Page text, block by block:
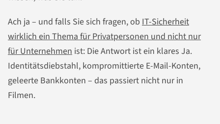
Ach ja – und falls Sie sich fragen, ob IT-Sicherheit
wirklich ein Thema für Privatpersonen und nicht nur
für Unternehmen ist: Die Antwort ist ein klares Ja.
Identitätsdiebstahl, kompromittierte E-Mail-Konten,
geleerte Bankkonten – das passiert nicht nur in
Filmen.